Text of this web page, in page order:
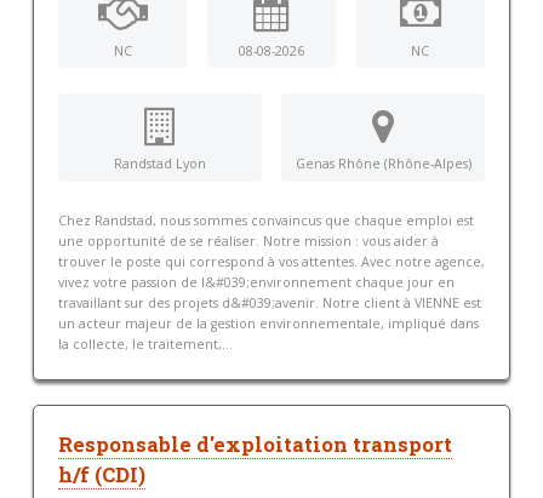
NC 08-08-2026 NC
Randstad Lyon Genas Rhône (Rhône-Alpes)
Chez Randstad, nous sommes convaincus que chaque emploi est
une opportunité de se réaliser. Notre mission : vous aider à
trouver le poste qui correspond à vos attentes. Avec notre agence,
vivez votre passion de l&#039;environnement chaque jour en
travaillant sur des projets d&#039;avenir. Notre client à VIENNE est
un acteur majeur de la gestion environnementale, impliqué dans
la collecte, le traitement,...
Responsable d'exploitation transport
h/f (CDI)